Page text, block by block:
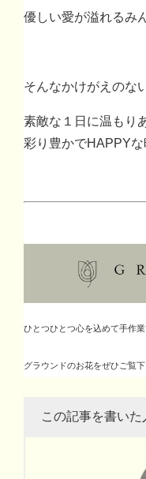
優しい愛が溢れるみ
そんなかけがえのな
素敵な１日に温もり
彩り豊かでHAPPYな
ひとつひとつ心を込めて手作
グラウンドのお花をぜひご覧
この記事を書いた